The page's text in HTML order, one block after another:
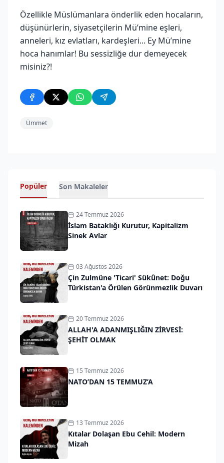
Özellikle Müslümanlara önderlik eden hocaların,
düşünürlerin, siyasetçilerin Mü’mine eşleri,
anneleri, kız evlatları, kardeşleri... Ey Mü’mine
hoca hanımlar! Bu sessizliğe dur demeyecek
misiniz?!
Ümmet
Popüler Son Makaleler
24 Temmuz 2026
İslam Bataklığı Kurutur, Kapitalizm
Sinek Avlar
03 Ağustos 2026
Çin Zulmüne 'Ticari' Sükûnet: Doğu
Türkistan'a Örülen Görünmezlik Duvarı
20 Temmuz 2026
ALLAH'A ADANMIŞLIĞIN ZİRVESİ:
ŞEHİT OLMAK
15 Temmuz 2026
NATO’DAN 15 TEMMUZ’A
13 Temmuz 2026
Kıtalar Dolaşan Ebu Cehil: Modern
Mizah